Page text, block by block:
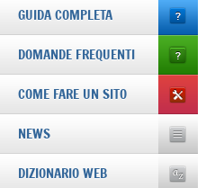
GUIDA COMPLETA
DOMANDE FREQUENTI
COME FARE UN SITO
NEWS
DIZIONARIO WEB